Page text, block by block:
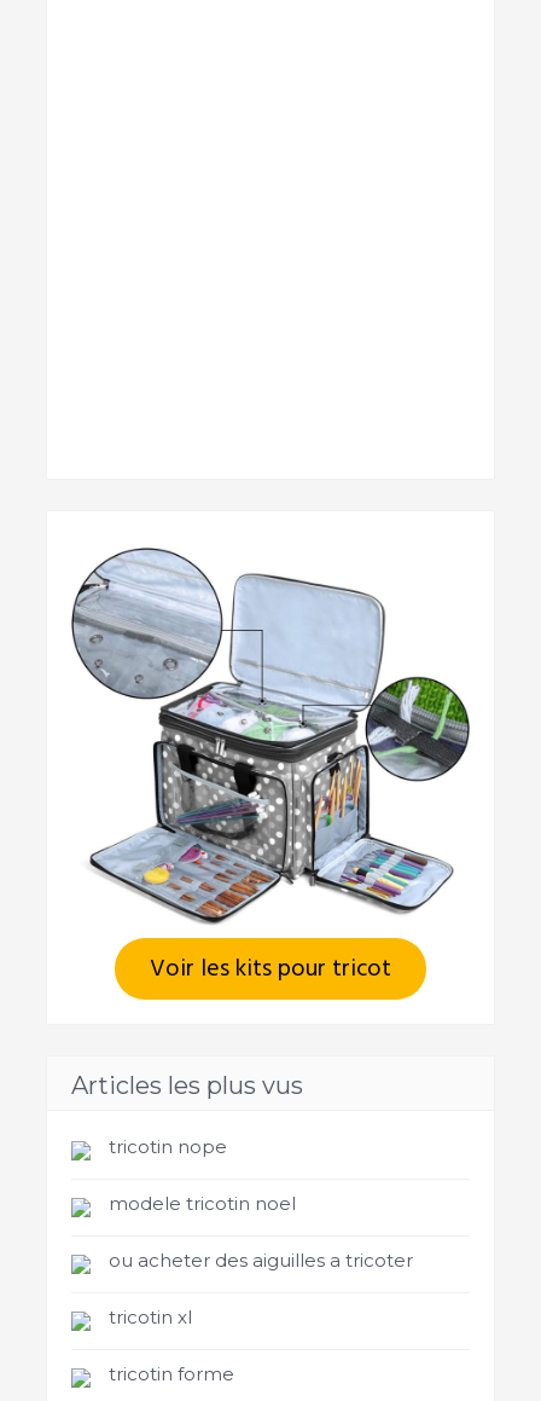
Voir les kits pour tricot
Articles les plus vus
tricotin nope
modele tricotin noel
ou acheter des aiguilles a tricoter
tricotin xl
tricotin forme